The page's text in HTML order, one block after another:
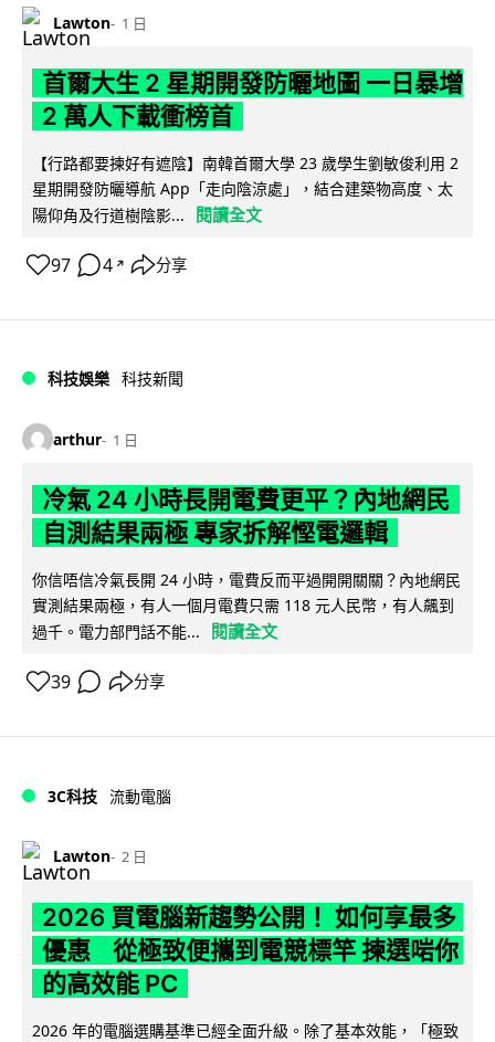
Lawton 1 日
首爾大生 2 星期開發防曬地圖 一日暴增
2 萬人下載衝榜首
【行路都要揀好有遮陰】南韓首爾大學 23 歲學生劉敏俊利用 2
星期開發防曬導航 App「走向陰涼處」，結合建築物高度、太
陽仰角及行道樹陰影...
閱讀全文
97 4 ↗ 分享
科技娛樂 科技新聞
arthur 1 日
冷氣 24 小時長開電費更平？內地網民
自測結果兩極 專家拆解慳電邏輯
你信唔信冷氣長開 24 小時，電費反而平過開開關關？內地網民
實測結果兩極，有人一個月電費只需 118 元人民幣，有人飆到
過千。電力部門話不能...
閱讀全文
39 分享
3C科技 流動電腦
Lawton 2 日
2026 買電腦新趨勢公開！ 如何享最多
優惠 從極致便攜到電競標竿 揀選啱你
的高效能 PC
2026 年的電腦選購基準已經全面升級。除了基本效能，「極致